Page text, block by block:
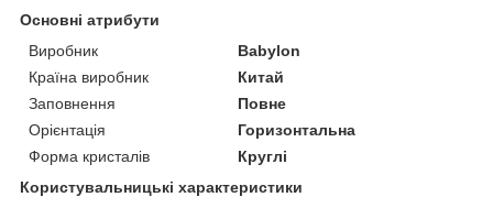
Основні атрибути
Виробник
Babylon
Країна виробник
Китай
Заповнення
Повне
Орієнтація
Горизонтальна
Форма кристалів
Круглі
Користувальницькі характеристики